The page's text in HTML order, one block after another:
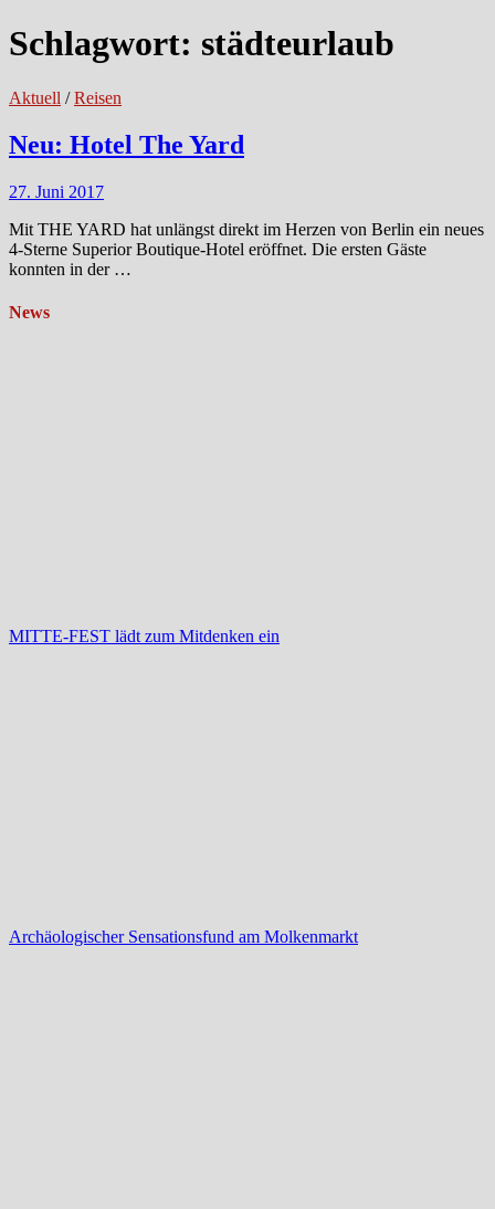
Schlagwort: städteurlaub
Aktuell /Reisen
Neu: Hotel The Yard
27. Juni 2017
Mit THE YARD hat unlängst direkt im Herzen von Berlin ein neues
4-Sterne Superior Boutique-Hotel eröffnet. Die ersten Gäste
konnten in der …
News
MITTE-FEST lädt zum Mitdenken ein
Archäologischer Sensationsfund am Molkenmarkt